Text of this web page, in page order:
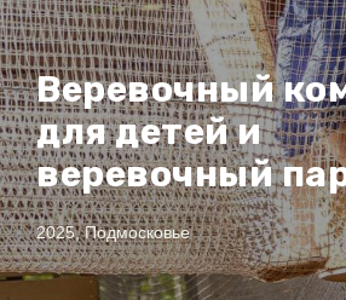
Веревочный
для детей и
веревочный
2025, Подмосковье